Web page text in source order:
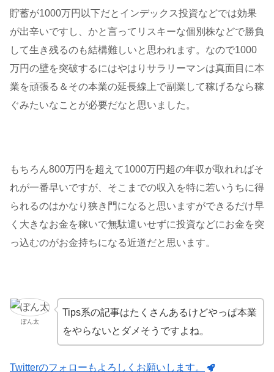
貯蓄が1000万円以下だとインデックス投資などでは効果
が出辛いですし、かと言ってリスキーな個別株などで勝負
して生き残るのも結構難しいと思われます。なので1000
万円の壁を突破するにはやはりサラリーマンは真面目に本
業を頑張る＆その本業の延長線上で副業して稼げるなら稼
ぐみたいなことが必要だなと思いました。
もちろん800万円を超えて1000万円超の年収が取れればそ
れが一番早いですが、そこまでの収入を特に若いうちに得
られるのはかなり狭き門になると思いますができるだけ早
く大きなお金を稼いで無駄遣いせずに投資などにお金を突
っ込むのがお金持ちになる近道だと思います。
ぽん太
Tips系の記事はたくさんあるけどやっぱ本業
をやらないとダメそうですよね。
Twitterのフォローもよろしくお願いします。